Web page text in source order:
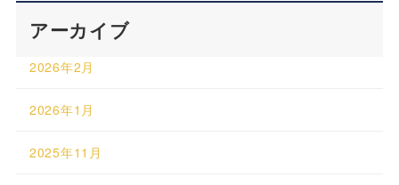
アーカイブ
2026年2月
2026年1月
2025年11月